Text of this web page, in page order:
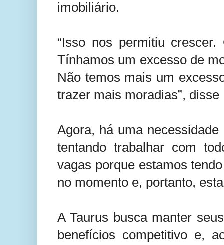
imobiliário.
“Isso nos permitiu
Tínhamos um excesso de
Não temos mais um
trazer mais moradias”,
Agora, há uma
tentando trabalhar com
vagas porque estamos
no momento e, portanto,
A Taurus busca manter
benefícios competitivo e,